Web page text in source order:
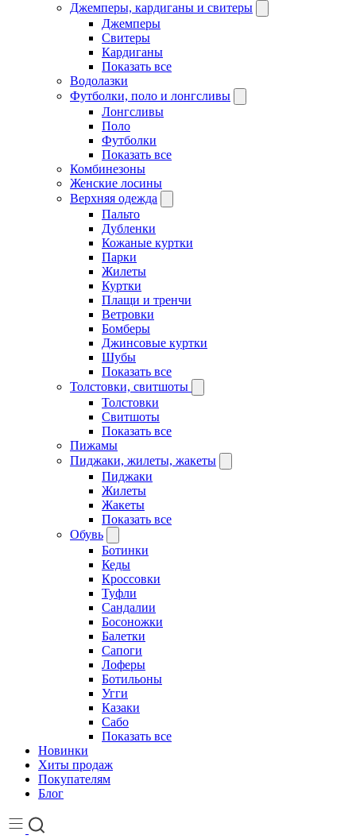
Джемперы, кардиганы и свитеры
Джемперы
Свитеры
Кардиганы
Показать все
Водолазки
Футболки, поло и лонгсливы
Лонгсливы
Поло
Футболки
Показать все
Комбинезоны
Женские лосины
Верхняя одежда
Пальто
Дубленки
Кожаные куртки
Парки
Жилеты
Куртки
Плащи и тренчи
Ветровки
Бомберы
Джинсовые куртки
Шубы
Показать все
Толстовки, свитшоты
Толстовки
Свитшоты
Показать все
Пижамы
Пиджаки, жилеты, жакеты
Пиджаки
Жилеты
Жакеты
Показать все
Обувь
Ботинки
Кеды
Кроссовки
Туфли
Сандалии
Босоножки
Балетки
Сапоги
Лоферы
Ботильоны
Угги
Казаки
Сабо
Показать все
Новинки
Хиты продаж
Покупателям
Блог